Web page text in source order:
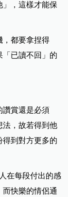
」，這樣才能保
，都要拿捏得
「已讀不回」的
讚賞還是必須
法，故若得到他
得到對方更多的
在每段付出的感
快樂的情侶通